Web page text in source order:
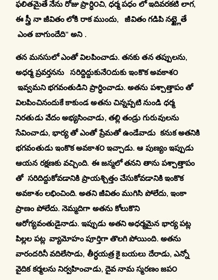
ఫలితమైతే నేను రోజు ప్రార్ధి౦చి, ధర్మ పధం లో ఇదివరకటి లాగ,
ఈ స్త్రీ నా జీవితం లోకి రాక ముందు, జీవితం గడిపి నట్ట్లైతే
ఎంత బాగుందేది” అని .
తన మనసులో ఎంతో విలపించాడు. తనకు తన తప్పులను,
అధర్మ ప్రవర్తనను సరిద్దిద్దుకునే౦దుకు ఇంకొక అవకాశ౦
ఇవ్వమని భగవంతుడిని ప్రార్ధించాడు. అతను పశ్చాత్తాపం తో
విలపించినందుకే కాకుండ అతను చిన్నప్పటి నుండి ధర్మ
నిరతుడు వేదం అభ్యసించాడు, తల్లి తండ్రు గురువులను
సేవించాడు, భార్య తో ఎంతో ప్రేమతో ఉండేవాడు కనుక అతనికి
భగవంతుడు ఇంకొక అవకాశ౦ ఇచ్చాడు. ఆ పుణ్యం ఇప్పుడు
ఆయన రక్షణకు వచ్చింది. ఈ జన్మలో తనని తాను పశ్చాత్తాపం
తో సరిదిద్దుకోవడానికి ప్రాయశ్చిత్తం చేసుకోవడానికి ఇంకొక
అవకాశం లభించింది. అతని జీవితం ముగిసి పోలేదు, ఇంకా
ప్రాణం పోలేదు. నెమ్మదిగా అతను కోలుకొని
ఆరోగ్యవంతుడైనాడు. ఇప్పుడు అతని అధర్మమైన భార్య పట్ల
పిల్లల పట్ల వ్యామోహం పూర్తిగా తొలగి పోయింది. అతను
వారందరినీ వదిలేసాడు, తీర్ధయత్ర కై బయలు దేరాడు, ఎన్నో
వైదిక కర్మలను నిర్వహించాడు, దైవ నామ స్మరణం జప౦